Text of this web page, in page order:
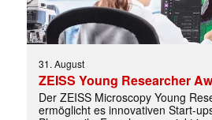
31. August
ZEISS Young Researcher
Der ZEISS Microscopy Young
ermöglicht es innovativen Start-